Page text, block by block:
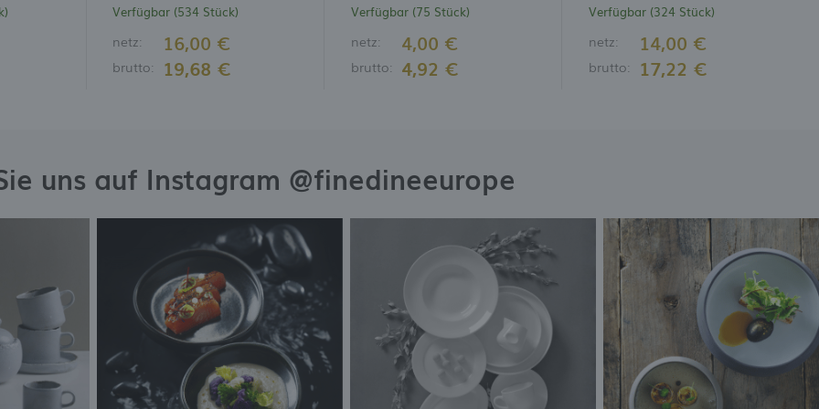
Verfügbar (534 Stück)
netz: 16,00 €
brutto: 19,68 €
Verfügbar (75 Stück)
netz: 4,00 €
brutto: 4,92 €
Verfügbar (324 Stück)
netz: 14,00 €
brutto: 17,22 €
uns auf Instagram @finedineeurope